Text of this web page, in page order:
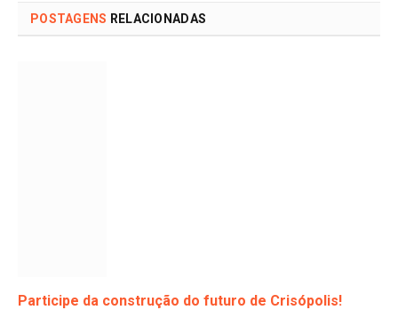
POSTAGENS RELACIONADAS
Participe da construção do futuro de Crisópolis!